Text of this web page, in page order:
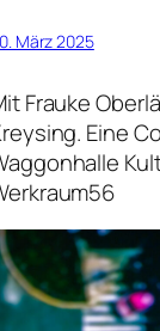
März 2025
Frauke
Eine